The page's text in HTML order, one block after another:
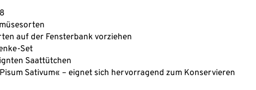
auf der Fensterbank vorziehen
Set
Saattütchen
Sativum« – eignet sich hervorragend zum Konservieren
Chioggia« mit nicht färbendem Saft – geeignet zum Dünsten, Braten